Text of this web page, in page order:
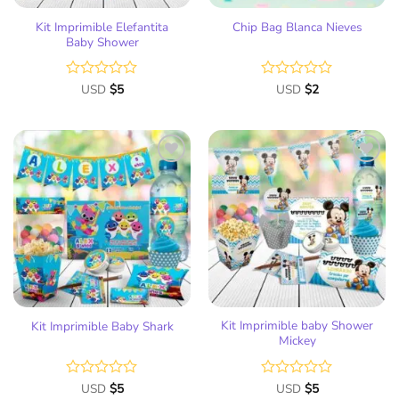
Kit Imprimible Elefantita
Baby Shower
Valorado
de
5
USD $5
Chip Bag Blanca Nieves
Valorado
de
5
USD $2
Añadir
a la
lista
de
deseos
Kit Imprimible Baby Shark
Valorado
USD $5
Añadir
a la
lista
de
deseos
Kit Imprimible baby Shower
Mickey
Valorado
USD $5